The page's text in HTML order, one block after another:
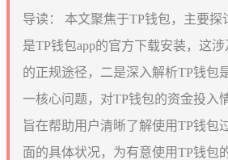
导读：
本文聚焦于TP钱包，主要
是TP钱包app的官方下载安装，这
的正规途径，二是深入解析TP钱包
一核心问题，对TP钱包的资金投入
旨在帮助用户清晰了解使用TP钱包
面的具体状况，为有意使用TP钱包